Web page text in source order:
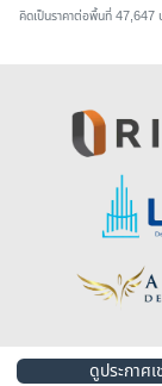
คิดเป็นราคาต่อพื้นที่ 47,647
ดูประกาศ